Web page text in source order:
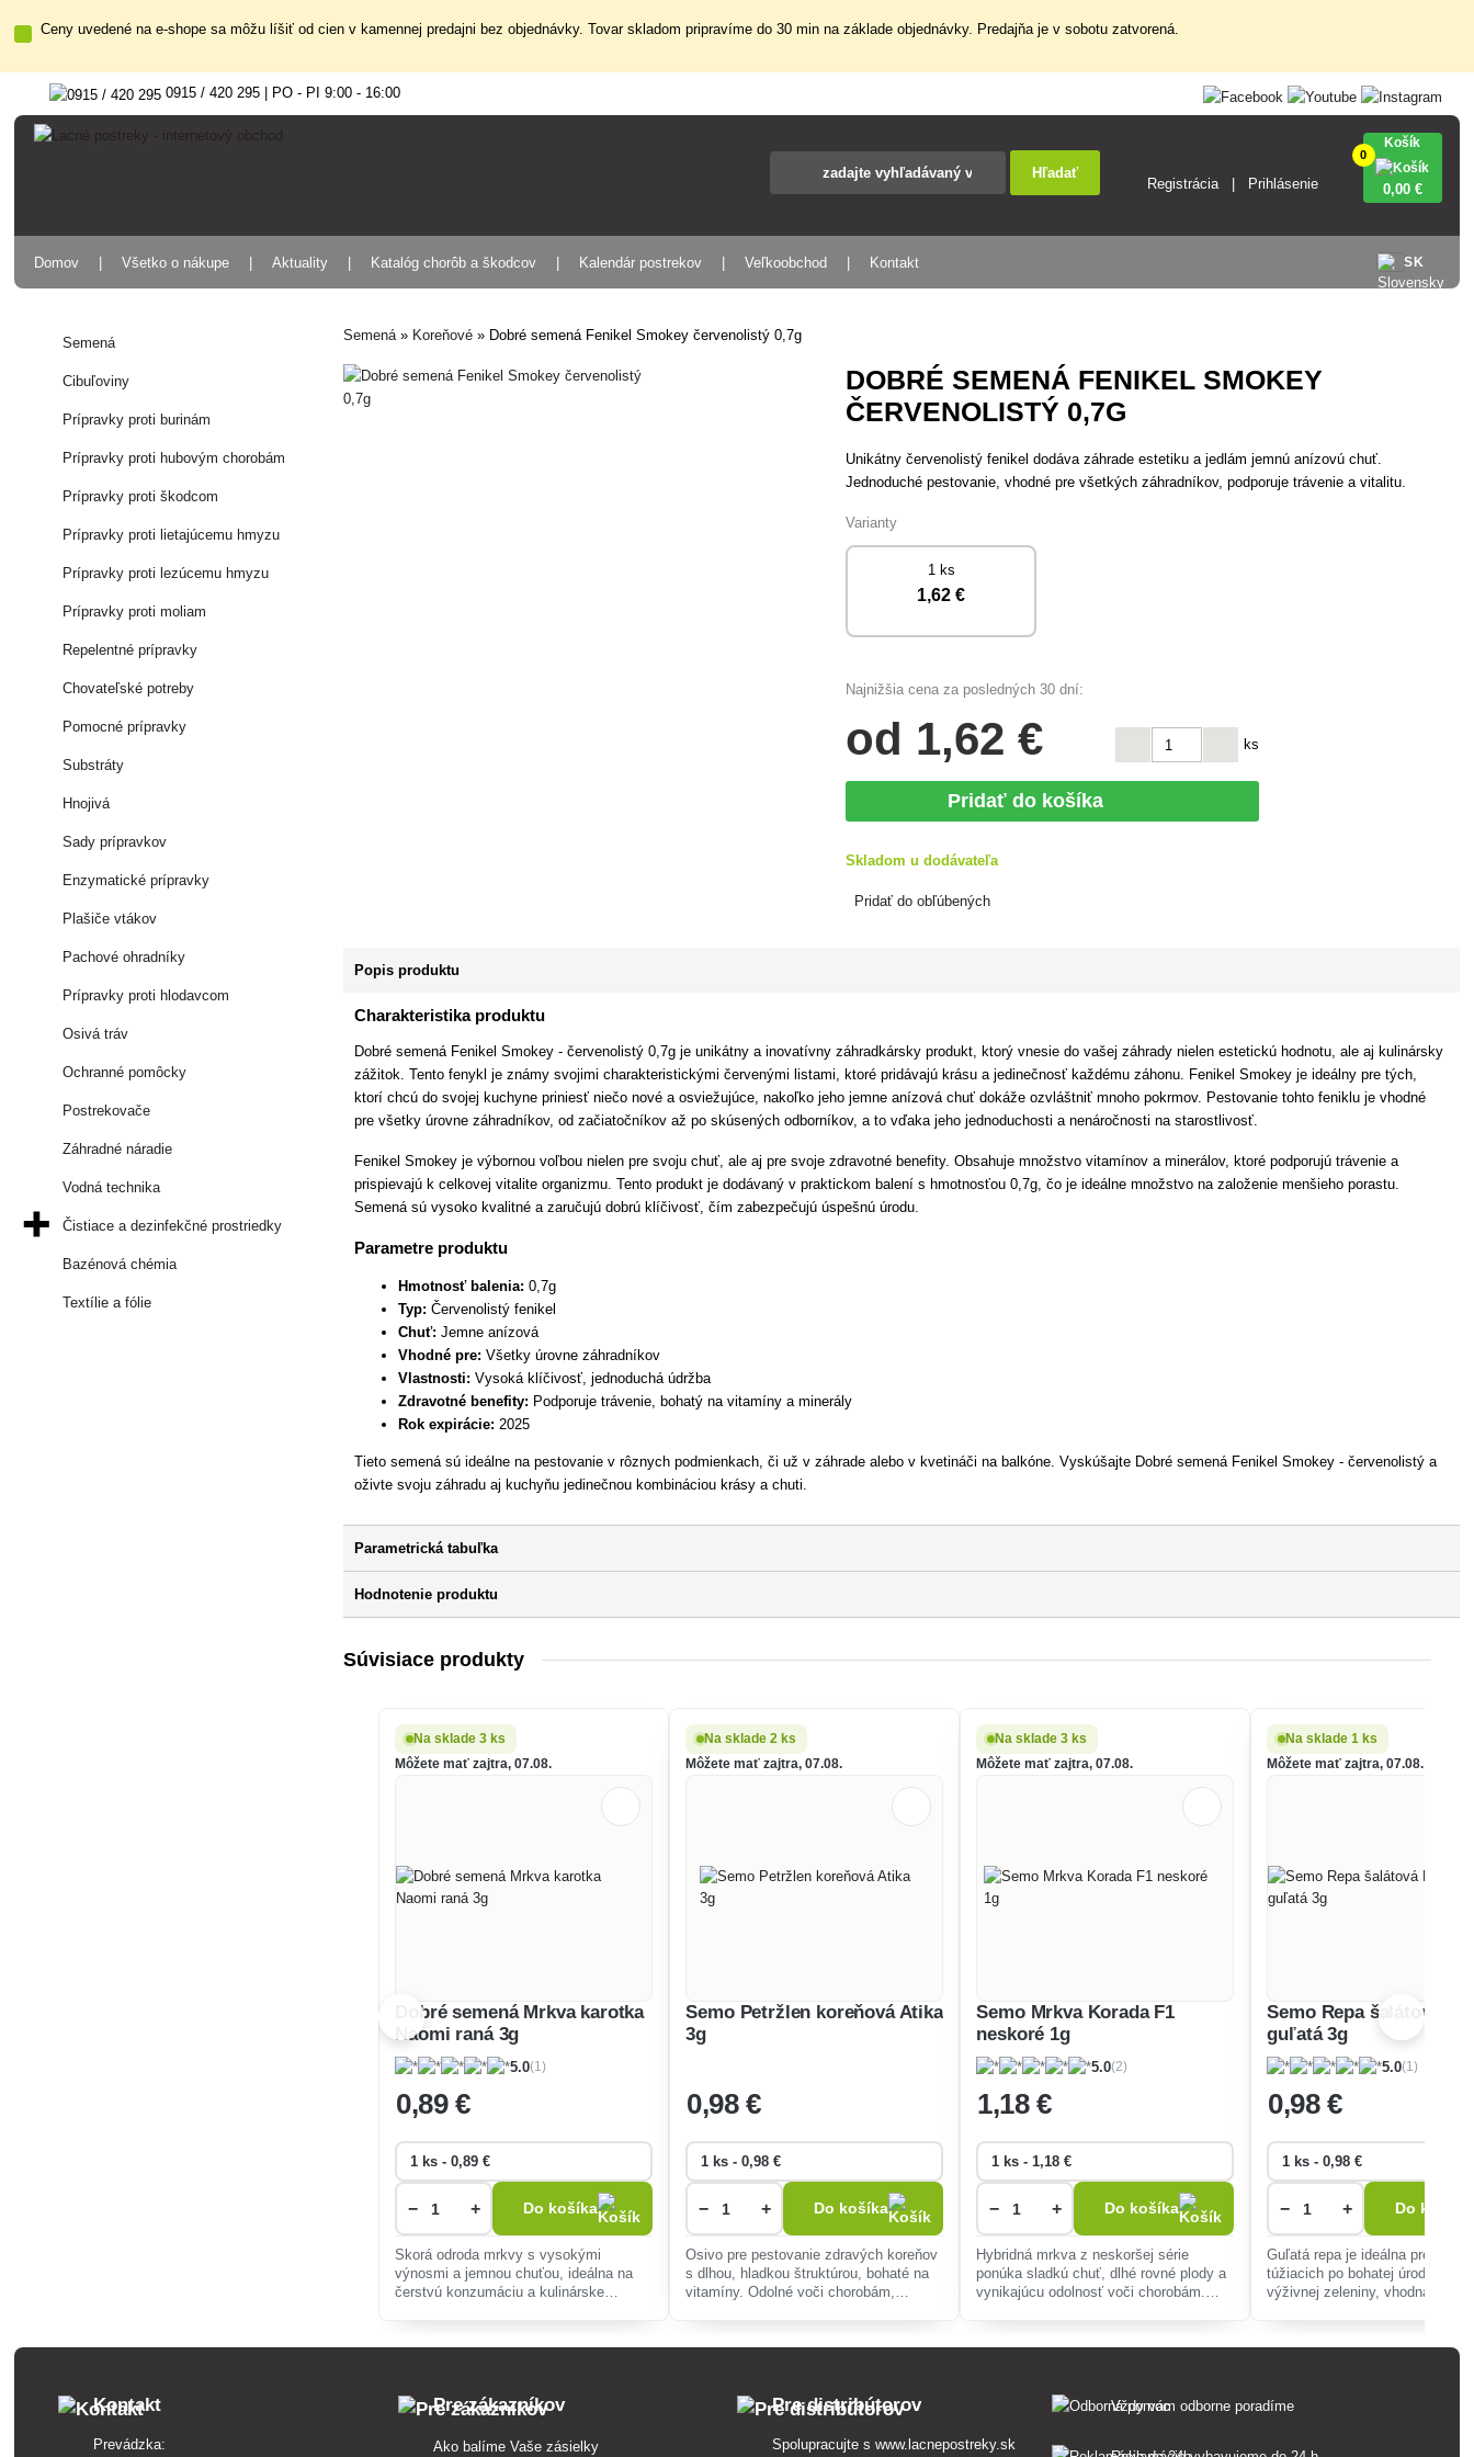
Ceny uvedené na e-shope sa môžu líšiť od cien v kamennej predajni bez objednávky. Tovar skladom pripravíme do 30 min na základe objednávky. Predajňa je v sobotu zatvorená.
0915 / 420 295 | PO - PI 9:00 - 16:00
Hľadať
Registrácia Prihlásenie
0
Košík
0,00 €
SK
Domov Všetko o nákupe Aktuality Katalóg chorôb a škodcov Kalendár postrekov Veľkoobchod Kontakt
Semená
Cibuľoviny
Prípravky proti burinám
Prípravky proti hubovým chorobám
Prípravky proti škodcom
Prípravky proti lietajúcemu hmyzu
Prípravky proti lezúcemu hmyzu
Prípravky proti moliam
Repelentné prípravky
Chovateľské potreby
Pomocné prípravky
Substráty
Hnojivá
Sady prípravkov
Enzymatické prípravky
Plašiče vtákov
Pachové ohradníky
Prípravky proti hlodavcom
Osivá tráv
Ochranné pomôcky
Postrekovače
Záhradné náradie
Vodná technika
Čistiace a dezinfekčné prostriedky
Bazénová chémia
Textílie a fólie
Semená» Koreňové » Dobré semená Fenikel Smokey červenolistý 0,7g
DOBRÉ SEMENÁ FENIKEL SMOKEY
ČERVENOLISTÝ 0,7G
Unikátny červenolistý fenikel dodáva záhrade estetiku a jedlám jemnú anízovú chuť.
Jednoduché pestovanie, vhodné pre všetkých záhradníkov, podporuje trávenie a vitalitu.
Varianty
1 ks
1,62 €
Najnižšia cena za posledných 30 dní:
od 1,62 € ks
Pridať do košíka
Skladom u dodávateľa
Pridať do obľúbených
Popis produktu
Charakteristika produktu
Dobré semená Fenikel Smokey - červenolistý 0,7g je unikátny a inovatívny záhradkársky produkt, ktorý vnesie do vašej záhrady nielen estetickú hodnotu, ale aj kulinársky
zážitok. Tento fenykl je známy svojimi charakteristickými červenými listami, ktoré pridávajú krásu a jedinečnosť každému záhonu. Fenikel Smokey je ideálny pre tých,
ktorí chcú do svojej kuchyne priniesť niečo nové a osviežujúce, nakoľko jeho jemne anízová chuť dokáže ozvláštniť mnoho pokrmov. Pestovanie tohto feniklu je vhodné
pre všetky úrovne záhradníkov, od začiatočníkov až po skúsených odborníkov, a to vďaka jeho jednoduchosti a nenáročnosti na starostlivosť.
Fenikel Smokey je výbornou voľbou nielen pre svoju chuť, ale aj pre svoje zdravotné benefity. Obsahuje množstvo vitamínov a minerálov, ktoré podporujú trávenie a
prispievajú k celkovej vitalite organizmu. Tento produkt je dodávaný v praktickom balení s hmotnosťou 0,7g, čo je ideálne množstvo na založenie menšieho porastu.
Semená sú vysoko kvalitné a zaručujú dobrú klíčivosť, čím zabezpečujú úspešnú úrodu.
Parametre produktu
Hmotnosť balenia: 0,7g
Typ: Červenolistý fenikel
Chuť: Jemne anízová
Vhodné pre: Všetky úrovne záhradníkov
Vlastnosti: Vysoká klíčivosť, jednoduchá údržba
Zdravotné benefity: Podporuje trávenie, bohatý na vitamíny a minerály
Rok expirácie: 2025
Tieto semená sú ideálne na pestovanie v rôznych podmienkach, či už v záhrade alebo v kvetináči na balkóne. Vyskúšajte Dobré semená Fenikel Smokey - červenolistý a
oživte svoju záhradu aj kuchyňu jedinečnou kombináciou krásy a chuti.
Parametrická tabuľka
Hodnotenie produktu
Súvisiace produkty
Na sklade 3 ks
Môžete mať zajtra, 07.08.
Dobré semená Mrkva karotka
Naomi raná 3g
5.0(1)
0,89 €
− + Do košíka
Skorá odroda mrkvy s vysokými
výnosmi a jemnou chuťou, ideálna na
čerstvú konzumáciu a kulinárske
Na sklade 2 ks
Môžete mať zajtra, 07.08.
Semo Petržlen koreňová Atika
3g
0,98 €
− + Do košíka
Osivo pre pestovanie zdravých koreňov
s dlhou, hladkou štruktúrou, bohaté na
vitamíny. Odolné voči chorobám,
Na sklade 3 ks
Môžete mať zajtra, 07.08.
Semo Mrkva Korada F1
neskoré 1g
5.0(2)
1,18 €
− + Do košíka
Hybridná mrkva z neskoršej série
ponúka sladkú chuť, dlhé rovné plody a
vynikajúcu odolnosť voči chorobám.
možnos
Na sklade 1 ks
Môžete mať zajtra, 07.08.
Semo Repa šalátová
guľatá 3g
5.0(1)
0,98 €
− + Do košíka
Guľatá repa je ideálna pre
túžiacich po bohatej úrode
výživnej zeleniny, vhodná do
Kontakt
Prevádzka:
Pre zákazníkov
Ako balíme Vaše zásielky
Pre distribútorov
Spolupracujte swww.lacnepostreky.sk
Vždy vám odborne poradíme